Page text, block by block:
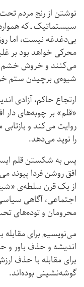
نوشتن از رنج مردم
سیستماتیک ـ که
بی‌دغدغه نیست، اما
محرکی خواهد بود بر
می‌کنند و خروش خشم
شیوه‌ی برچیدن ستم
ارتجاع حاکم، آزادی
«قلم» بر چوبه‌های دار
روایت می‌کند و
را نوید می‌دهد.
پس به شکستن قلم
افق روشن فردا پیوند
از یک قرن سلطه‌ی «شیخ
اجتماعی، آگاهی
محرومان و توده‌های
می‌نویسیم برای
اندیشه و حذف باور و
برای مقابله با حذف
گوشه‌نشینی بوده‌اند.